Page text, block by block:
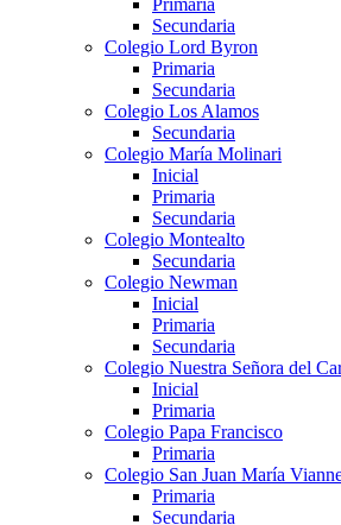
Primaria
Secundaria
Colegio Lord Byron
Primaria
Secundaria
Colegio Los Alamos
Secundaria
Colegio María Molinari
Inicial
Primaria
Secundaria
Colegio Montealto
Secundaria
Colegio Newman
Inicial
Primaria
Secundaria
Colegio Nuestra Señora del
Inicial
Primaria
Colegio Papa Francisco
Primaria
Colegio San Juan María
Primaria
Secundaria